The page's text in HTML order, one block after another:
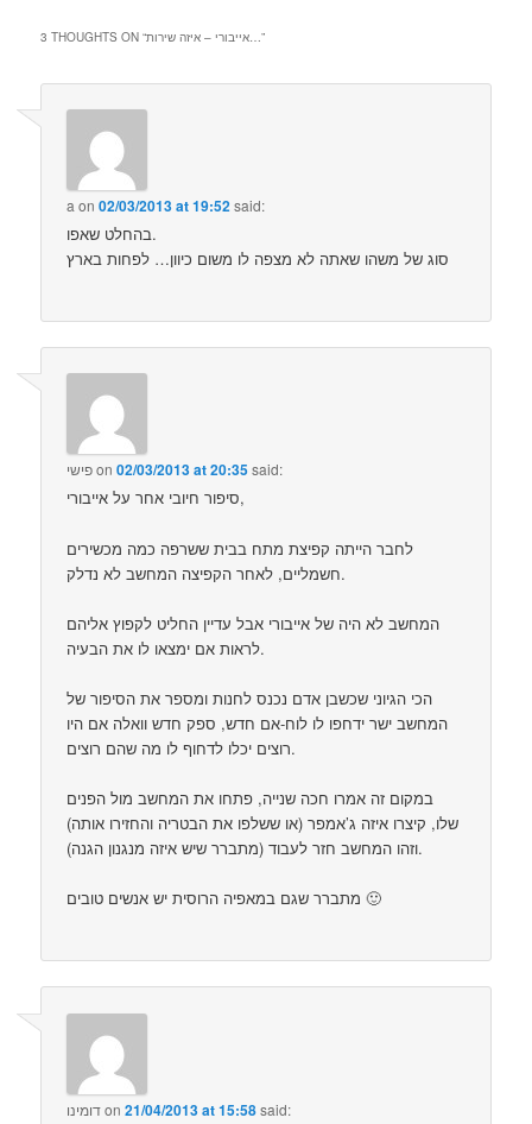
3 THOUGHTS ON “ אייבורי – איזה שירות…”
a on02/03/2013 at 19:52said:
בהחלט שאפו.
סוג של משהו שאתה לא מצפה לו משום כיוון… לפחות בארץ
פישיon02/03/2013 at 20:35said:
סיפור חיובי אחר על אייבורי,
לחבר הייתה קפיצת מתח בבית ששרפה כמה מכשירים
חשמליים, לאחר הקפיצה המחשב לא נדלק.
המחשב לא היה של אייבורי אבל עדיין החליט לקפוץ אליהם
לראות אם ימצאו לו את הבעיה.
הכי הגיוני שכשבן אדם נכנס לחנות ומספר את הסיפור של
המחשב ישר ידחפו לו לוח-אם חדש, ספק חדש וואלה אם היו
רוצים יכלו לדחוף לו מה שהם רוצים.
במקום זה אמרו חכה שנייה, פתחו את המחשב מול הפנים
שלו, קיצרו איזה ג’אמפר (או ששלפו את הבטריה והחזירו אותה)
וזהו המחשב חזר לעבוד (מתברר שיש איזה מנגנון הגנה).
מתברר שגם במאפיה הרוסית יש אנשים טובים 🙂
דומינוon21/04/2013 at 15:58said: